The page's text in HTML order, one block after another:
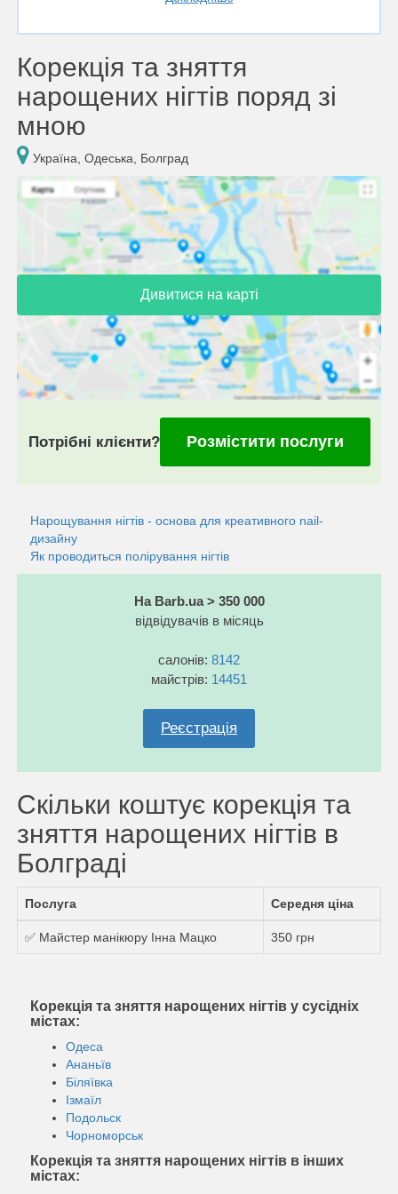
Корекція та зняття
нарощених нігтів поряд зі
мною
Україна, Одеська, Болград
Дивитися на карті
Потрібні клієнти? Розмістити послуги
Нарощування нігтів - основа для креативного nail-
дизайну
Як проводиться полірування нігтів
На Barb.ua > 350 000
відвідувачів в місяць
салонів: 8142
майстрів: 14451
Реєстрація
Скільки коштує корекція та
зняття нарощених нігтів в
Болграді
Послуга Середня ціна
✅ Майстер манікюру Інна Мацко 350 грн
Корекція та зняття нарощених нігтів у сусідніх
містах:
Одеса
Ананьїв
Біляївка
Ізмаїл
Подольск
Чорноморськ
Корекція та зняття нарощених нігтів в інших
містах: